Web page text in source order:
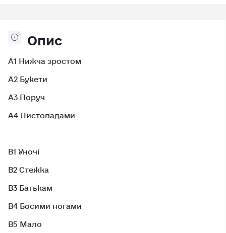
Опис
A1 Нижча зростом
A2 Букети
A3 Поруч
A4 Листопадами
B1 Уночі
B2 Стежка
B3 Батькам
B4 Босими ногами
B5 Мало